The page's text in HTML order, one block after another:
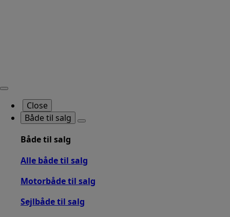
Close
Både til salg
Både til salg
Alle både til salg
Motorbåde til salg
Sejlbåde til salg